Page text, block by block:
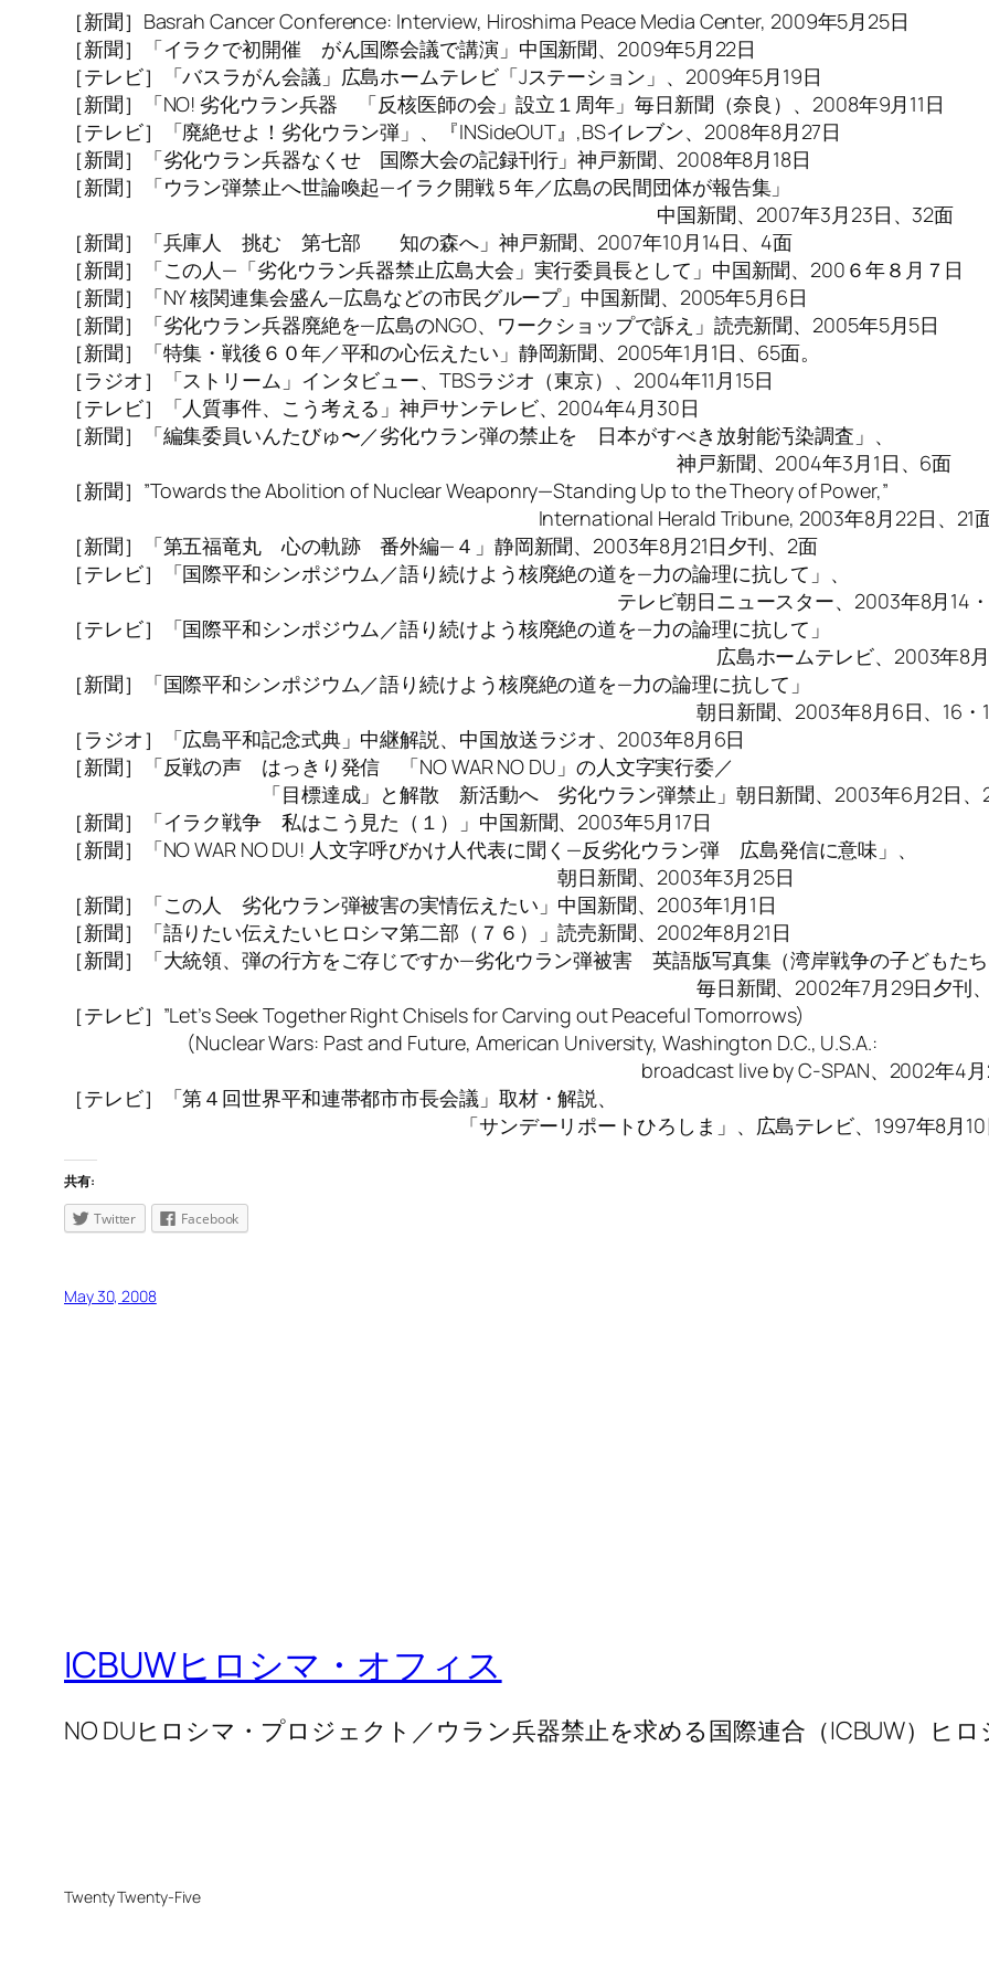
［新聞］Basrah Cancer Conference: Interview, Hiroshima Peace Media Center, 2009年5月25日
［新聞］「イラクで初開催 がん国際会議で講演」中国新聞、2009年5月22日
［テレビ］「バスラがん会議」広島ホームテレビ「Jステーション」、2009年5月19日
［新聞］「NO! 劣化ウラン兵器 「反核医師の会」設立１周年」毎日新聞（奈良）、2008年9月11日
［テレビ］「廃絶せよ！劣化ウラン弾」、『INSideOUT』,BSイレブン、2008年8月27日
［新聞］「劣化ウラン兵器なくせ 国際大会の記録刊行」神戸新聞、2008年8月18日
［新聞］「ウラン弾禁止へ世論喚起—イラク開戦５年／広島の民間団体が報告集」
中国新聞、2007年3月23日、32面
［新聞］「兵庫人 挑む 第七部 知の森へ」神戸新聞、2007年10月14日、4面
［新聞］「この人—「劣化ウラン兵器禁止広島大会」実行委員長として」中国新聞、200６年８月７日
［新聞］「NY 核関連集会盛ん—広島などの市民グループ」中国新聞、2005年5月6日
［新聞］「劣化ウラン兵器廃絶を—広島のNGO、ワークショップで訴え」読売新聞、2005年5月5日
［新聞］「特集・戦後６０年／平和の心伝えたい」静岡新聞、2005年1月1日、65面。
［ラジオ］「ストリーム」インタビュー、TBSラジオ（東京）、2004年11月15日
［テレビ］「人質事件、こう考える」神戸サンテレビ、2004年4月30日
［新聞］「編集委員いんたびゅ〜／劣化ウラン弾の禁止を 日本がすべき放射能汚染調査」、
神戸新聞、2004年3月1日、6面
［新聞］”Towards the Abolition of Nuclear Weaponry—Standing Up to the Theory of Power,”
International Herald Tribune, 2003年8月22日、21
［新聞］「第五福竜丸 心の軌跡 番外編—４」静岡新聞、2003年8月21日夕刊、2面
［テレビ］「国際平和シンポジウム／語り続けよう核廃絶の道を—力の論理に抗して」、
テレビ朝日ニュースター、2003年8月14・15
［テレビ］「国際平和シンポジウム／語り続けよう核廃絶の道を—力の論理に抗して」
広島ホームテレビ、2003年8月10
［新聞］「国際平和シンポジウム／語り続けよう核廃絶の道を—力の論理に抗して」
朝日新聞、2003年8月6日、16・17
［ラジオ］「広島平和記念式典」中継解説、中国放送ラジオ、2003年8月6日
［新聞］「反戦の声 はっきり発信 「NO WAR NO DU」の人文字実行委／
「目標達成」と解散 新活動へ 劣化ウラン弾禁止」朝日新聞、2003年6月2日、
［新聞］「イラク戦争 私はこう見た（１）」中国新聞、2003年5月17日
［新聞］「NO WAR NO DU! 人文字呼びかけ人代表に聞く—反劣化ウラン弾 広島発信に意味」、
朝日新聞、2003年3月25日
［新聞］「この人 劣化ウラン弾被害の実情伝えたい」中国新聞、2003年1月1日
［新聞］「語りたい伝えたいヒロシマ第二部（７６）」読売新聞、2002年8月21日
［新聞］「大統領、弾の行方をご存じですか—劣化ウラン弾被害 英語版写真集（湾岸戦争の子どもた
毎日新聞、2002年7月29日夕刊、11
［テレビ］”Let’s Seek Together Right Chisels for Carving out Peaceful Tomorrows)
(Nuclear Wars: Past and Future, American University, Washington D.C., U.S.A.:
broadcast live by C-SPAN、2002年4月29
［テレビ］「第４回世界平和連帯都市市長会議」取材・解説、
「サンデーリポートひろしま」、広島テレビ、1997年8月10
共有:
Twitter
Facebook
May 30, 2008
ICBUWヒロシマ・オフィス
NO DUヒロシマ・プロジェクト／ウラン兵器禁止を求める国際連合（ICBUW）ヒ
Twenty Twenty-Five